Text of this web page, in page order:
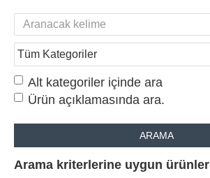
Alt kategoriler içinde ara
Ürün açıklamasında ara.
ARAMA
Arama kriterlerine uygun ürünler